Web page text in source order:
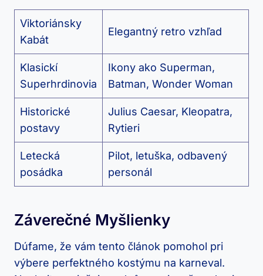
Viktoriánsky
Kabát
Elegantný retro vzhľad
Klasickí
Superhrdinovia
Ikony ako Superman,
Batman, Wonder Woman
Historické
postavy
Julius Caesar, Kleopatra,
Rytieri
Letecká
posádka
Pilot, letuška, odbavený
personál
Záverečné Myšlienky
Dúfame, že vám tento článok pomohol pri
výbere perfektného kostýmu na karneval.